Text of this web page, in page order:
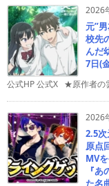
2026
元”
校先
んだ
7日(
公式HP 公式X ★原作者の
2026
2.5
原点
MV
『
た名